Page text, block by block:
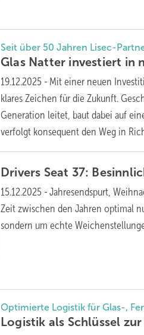
Seit über 50 Jahren Lisec-
Glas Natter investiert in
19.12.2025 - Mit einer neuen
klares Zeichen für die Zukunft.
Generation leitet, baut dabei auf
verfolgt konsequent den Weg in
Drivers Seat 37:
15.12.2025 - Jahresendspurt,
Zeit zwischen den Jahren optimal
sondern um echte
Optimierte Logistik für Glas-,
Logistik als Schlüssel zur